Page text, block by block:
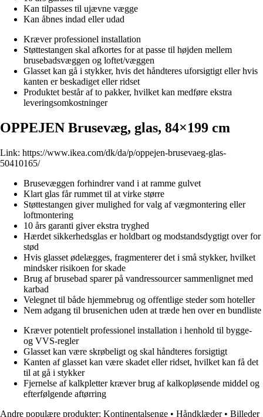
Kan tilpasses til ujævne vægge
Kan åbnes indad eller udad
Kræver professionel installation
Støttestangen skal afkortes for at passe til højden mellem
brusebadsvæggen og loftet/væggen
Glasset kan gå i stykker, hvis det håndteres uforsigtigt eller hvis
kanten er beskadiget eller ridset
Produktet består af to pakker, hvilket kan medføre ekstra
leveringsomkostninger
OPPEJEN Brusevæg, glas, 84×199 cm
Link: https://www.ikea.com/dk/da/p/oppejen-brusevaeg-glas-
50410165/
Brusevæggen forhindrer vand i at ramme gulvet
Klart glas får rummet til at virke større
Støttestangen giver mulighed for valg af vægmontering eller
loftmontering
10 års garanti giver ekstra tryghed
Hærdet sikkerhedsglas er holdbart og modstandsdygtigt over for
stød
Hvis glasset ødelægges, fragmenterer det i små stykker, hvilket
mindsker risikoen for skade
Brug af brusebad sparer på vandressourcer sammenlignet med
karbad
Velegnet til både hjemmebrug og offentlige steder som hoteller
Nem adgang til brusenichen uden at træde hen over en bundliste
Kræver potentielt professionel installation i henhold til bygge-
og VVS-regler
Glasset kan være skrøbeligt og skal håndteres forsigtigt
Kanten af glasset kan være skadet eller ridset, hvilket kan få det
til at gå i stykker
Fjernelse af kalkpletter kræver brug af kalkopløsende middel og
efterfølgende aftørring
Andre populære produkter: Kontinentalsenge • Håndklæder• Billeder